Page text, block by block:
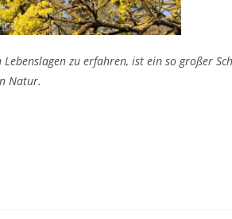
zu erfahren, ist ein so großer
Natur.